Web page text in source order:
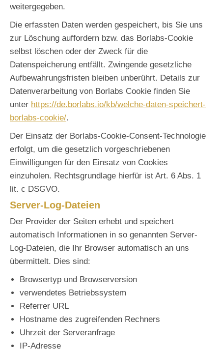
weitergegeben.
Die erfassten Daten werden gespeichert, bis Sie uns
zur Löschung auffordern bzw. das Borlabs-Cookie
selbst löschen oder der Zweck für die
Datenspeicherung entfällt. Zwingende gesetzliche
Aufbewahrungsfristen bleiben unberührt. Details zur
Datenverarbeitung von Borlabs Cookie finden Sie
unter https://de.borlabs.io/kb/welche-daten-speichert-
borlabs-cookie/.
Der Einsatz der Borlabs-Cookie-Consent-Technologie
erfolgt, um die gesetzlich vorgeschriebenen
Einwilligungen für den Einsatz von Cookies
einzuholen. Rechtsgrundlage hierfür ist Art. 6 Abs. 1
lit. c DSGVO.
Server-Log-Dateien
Der Provider der Seiten erhebt und speichert
automatisch Informationen in so genannten Server-
Log-Dateien, die Ihr Browser automatisch an uns
übermittelt. Dies sind:
Browsertyp und Browserversion
verwendetes Betriebssystem
Referrer URL
Hostname des zugreifenden Rechners
Uhrzeit der Serveranfrage
IP-Adresse